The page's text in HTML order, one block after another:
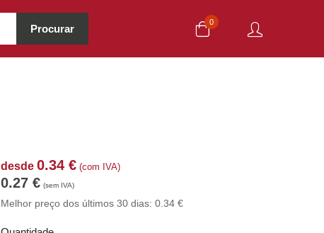
Procurar
0
desde 0.34 € (com IVA)
0.27 € (sem IVA)
Melhor preço dos últimos 30 dias: 0.34 €